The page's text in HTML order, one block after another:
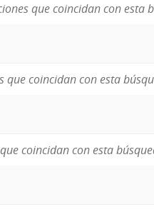
que coincidan con esta
que coincidan con esta
coincidan con esta